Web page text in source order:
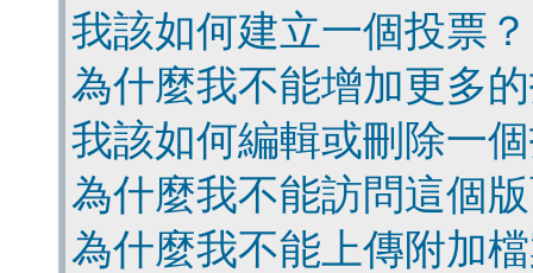
我該如何建立一個投票？
為什麼我不能增加更多
我該如何編輯或刪除一
為什麼我不能訪問這個
為什麼我不能上傳附加